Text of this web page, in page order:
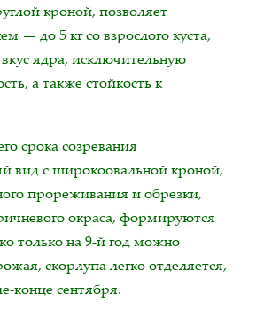
кроной, позволяет
— до 5 кг со взрослого куста,
ядра, исключительную
а также стойкость к
срока созревания
вид с широкоовальной кроной,
прореживания и обрезки,
окраса, формируются
только на 9-й год можно
скорлупа легко отделяется,
конце сентября.